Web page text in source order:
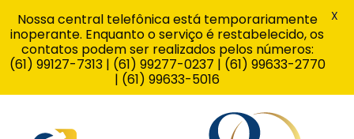
Nossa central telefônica está temporariamente
inoperante. Enquanto o serviço é restabelecido, os
contatos podem ser realizados pelos números:
(61) 99127-7313 | (61) 99277-0237 | (61) 99633-2770
| (61) 99633-5016
X